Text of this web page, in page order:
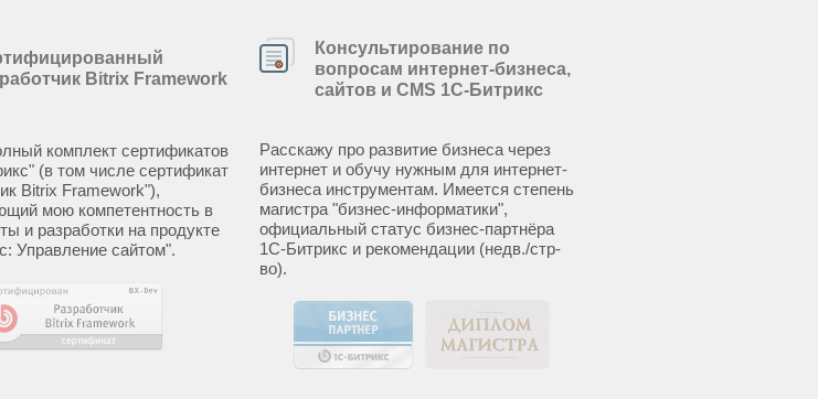
Bitrix Framework
комплект сертификатов
(в том числе сертификат
Bitrix Framework"),
мою компетентность в
и разработки на продукте
Управление сайтом".
Консультирование по
вопросам интернет-бизнеса,
сайтов и CMS 1С-Битрикс
Расскажу про развитие бизнеса через
интернет и обучу нужным для интернет-
бизнеса инструментам. Имеется степень
магистра "бизнес-информатики",
официальный статус бизнес-партнёра
1С-Битрикс и рекомендации (недв./стр-
во).